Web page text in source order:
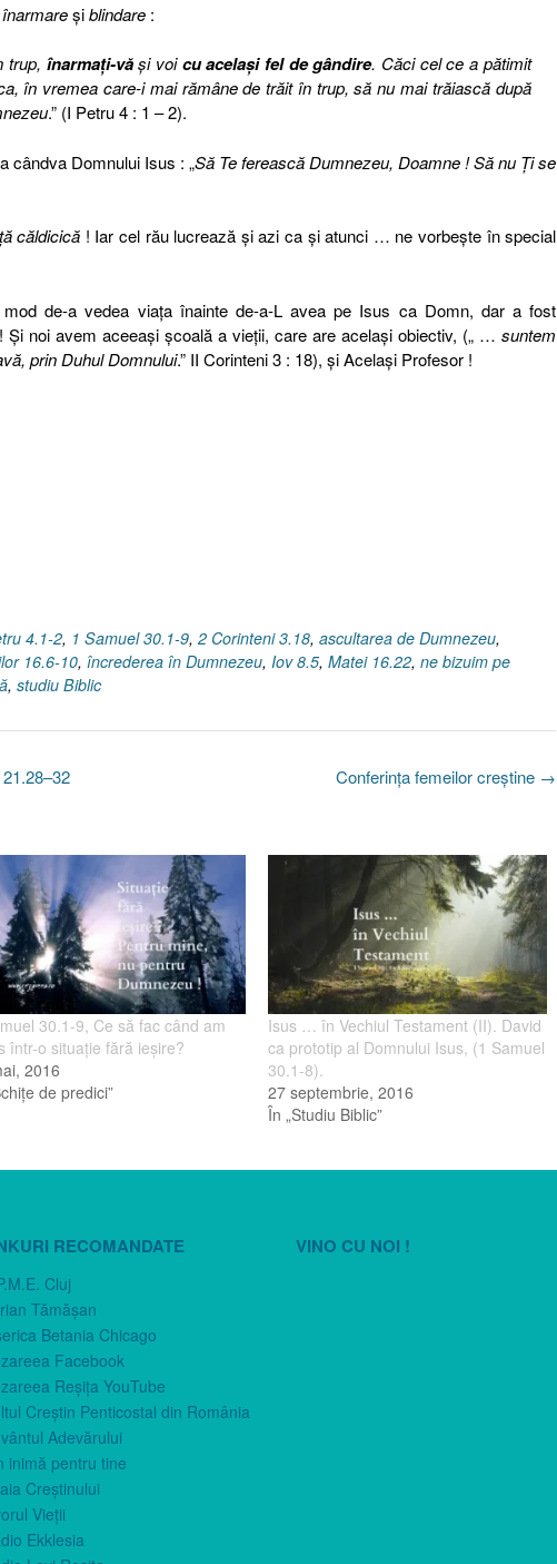
înarmareşiblindare :
trup, înarmaţi-văşi voicu acelaşi fel de gândire. Căci cel ce a pătimit
în vremea care-i mai rămâne de trăit în trup, să nu mai trăiască după
.” (I Petru 4 : 1 – 2).
cândva Domnului Isus : „Să Te ferească Dumnezeu, Doamne ! Să nu Ţi se
căldicică ! Iar cel rău lucrează şi azi ca şi atunci … ne vorbeşte în special
de-a vedea viaţa înainte de-a-L avea pe Isus ca Domn, dar a fost
Şi noi avem aceeaşi şcoală a vieţii, care are acelaşi obiectiv, („ …suntem
prin Duhul Domnului.” II Corinteni 3 : 18), şi Acelaşi Profesor !
4.1-2, 1 Samuel 30.1-9, 2 Corinteni 3.18, ascultarea de Dumnezeu,
16.6-10, încrederea în Dumnezeu, Iov 8.5, Matei 16.22, ne bizuim pe
, studiu Biblic
Conferinţa femeilor creştine →
30.1-9, Ce să fac când am
într-o situaţie fără ieşire?
2016
de predici”
Isus … în Vechiul Testament (II). David
ca prototip al Domnului Isus, (1 Samuel
30.1-8).
27 septembrie, 2016
În „Studiu Biblic”
RECOMANDATE
Cluj
Tămăşan
Betania Chicago
Facebook
Reşiţa YouTube
Creştin Penticostal din România
Adevărului
inimă pentru tine
Creştinului
Vieţii
Ekklesia
VINO CU NOI !